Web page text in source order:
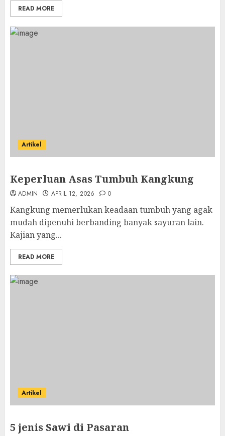
READ MORE
Artikel
Keperluan Asas Tumbuh Kangkung
ADMIN APRIL 12, 2026 0
Kangkung memerlukan keadaan tumbuh yang agak
mudah dipenuhi berbanding banyak sayuran lain.
Kajian yang...
READ MORE
Artikel
5 jenis Sawi di Pasaran